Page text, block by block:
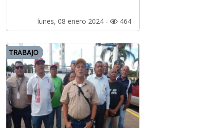
lunes, 08 enero 2024 - 464
TRABAJO